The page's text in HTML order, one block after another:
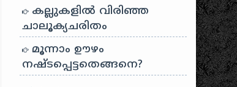
കല്ലുകളിൽ വിരിഞ്ഞ
ചാലൂക്യചരിതം
മൂന്നാം ഊഴം
നഷ്ടപ്പെട്ടതെങ്ങനെ?